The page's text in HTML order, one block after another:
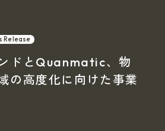
Release
ドとQuanmatic、物
の高度化に向けた事業